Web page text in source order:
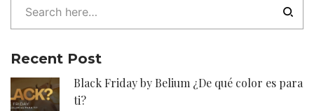
Recent Post
Black Friday by Belium ¿De qué color es para
ti?